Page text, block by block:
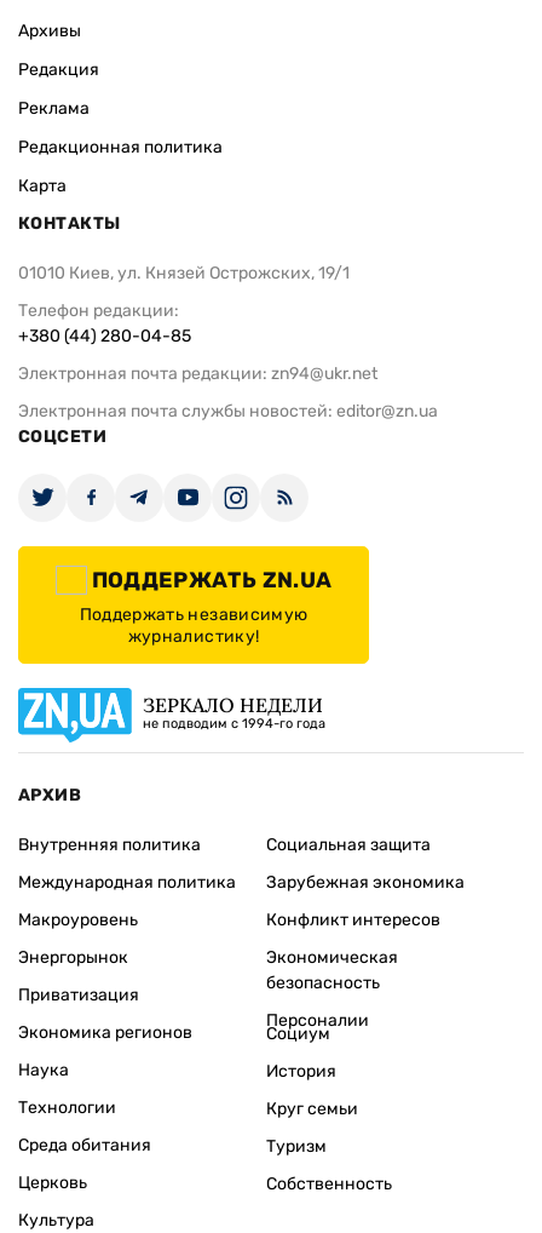
Архивы
Редакция
Реклама
Редакционная политика
Карта
КОНТАКТЫ
01010 Киев, ул. Князей Острожских, 19/1
Телефон редакции:
+380 (44) 280-04-85
Электронная почта редакции: zn94@ukr.net
Электронная почта службы новостей: editor@zn.ua
СОЦСЕТИ
ПОДДЕРЖАТЬ ZN.UA
Поддержать независимую
журналистику!
ЗЕРКАЛО НЕДЕЛИ
не подводим с 1994-го года
АРХИВ
Внутренняя политика
Международная политика
Макроуровень
Энергорынок
Приватизация
Экономика регионов
Социальная защита
Зарубежная экономика
Конфликт интересов
Экономическая
безопасность
Персоналии
Наука
Технологии
Среда обитания
Церковь
Культура
Социум
История
Круг семьи
Туризм
Собственность